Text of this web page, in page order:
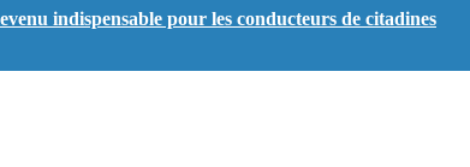
indispensable pour les conducteurs de citadines